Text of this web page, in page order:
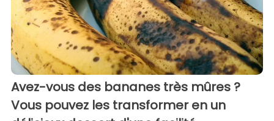
Avez-vous des bananes très mûres ?
Vous pouvez les transformer en un